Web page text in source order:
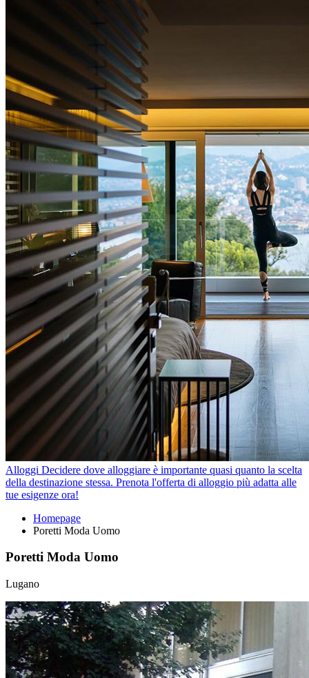
Alloggi Decidere dove alloggiare è importante quasi quanto la scelta
della destinazione stessa. Prenota l'offerta di alloggio più adatta alle
tue esigenze ora!
Homepage
Poretti Moda Uomo
Poretti Moda Uomo
Lugano